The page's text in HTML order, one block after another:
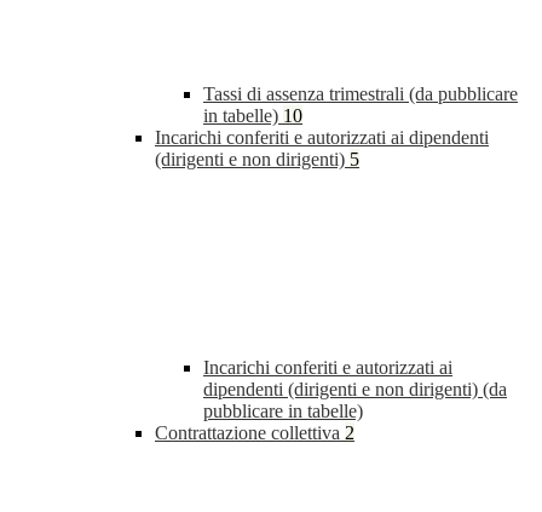
Tassi di assenza trimestrali (da pubblicare
in tabelle) 10
Incarichi conferiti e autorizzati ai dipendenti
(dirigenti e non dirigenti) 5
Incarichi conferiti e autorizzati ai
dipendenti (dirigenti e non dirigenti) (da
pubblicare in tabelle)
Contrattazione collettiva 2